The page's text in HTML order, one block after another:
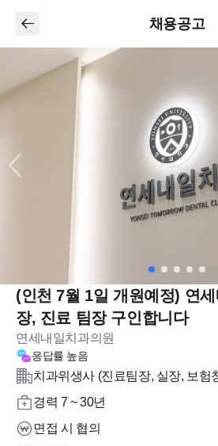
채용공고
(인천 7월 1일 개원예정) 연
장, 진료 팀장 구인합니다
연세내일치과의원
응답률 높음
치과위생사 (진료팀장, 실장, 보험
경력 7 ~ 30년
면접 시 협의